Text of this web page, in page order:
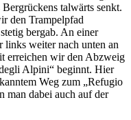
talwärts senkt.
den Trampelpfad
bergab. An einer
weiter nach unten an
erreichen wir den Abzweig
Alpini“ beginnt. Hier
Weg zum „Refugio
man dabei auch auf der